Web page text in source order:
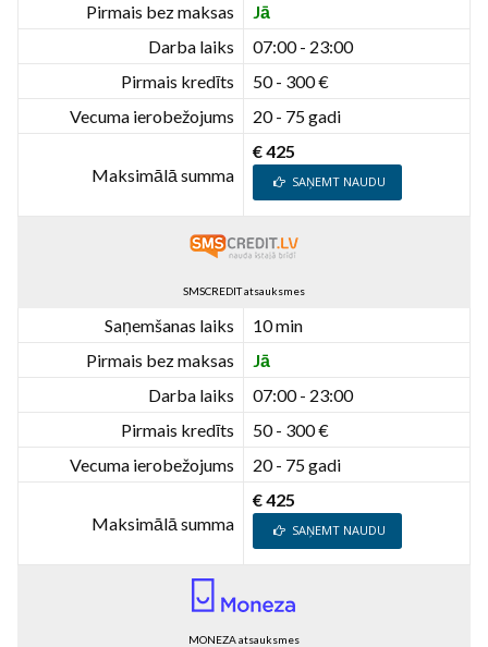
Pirmais bez maksas
Jā
Darba laiks
07:00 - 23:00
Pirmais kredīts
50 - 300 €
Vecuma ierobežojums
20 - 75 gadi
Maksimālā summa
€ 425
SAŅEMT NAUDU
SMSCREDIT atsauksmes
Saņemšanas laiks
10 min
Pirmais bez maksas
Jā
Darba laiks
07:00 - 23:00
Pirmais kredīts
50 - 300 €
Vecuma ierobežojums
20 - 75 gadi
Maksimālā summa
€ 425
SAŅEMT NAUDU
MONEZA atsauksmes